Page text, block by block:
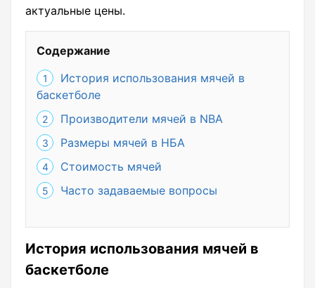
актуальные цены.
Содержание
История использования мячей в
баскетболе
Производители мячей в NBA
Размеры мячей в НБА
Стоимость мячей
Часто задаваемые вопросы
История использования мячей в
баскетболе